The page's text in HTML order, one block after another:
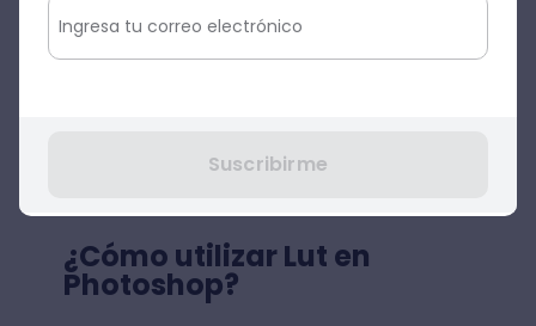
¿Cómo utilizar Lut en
Photoshop?
Suscribirme